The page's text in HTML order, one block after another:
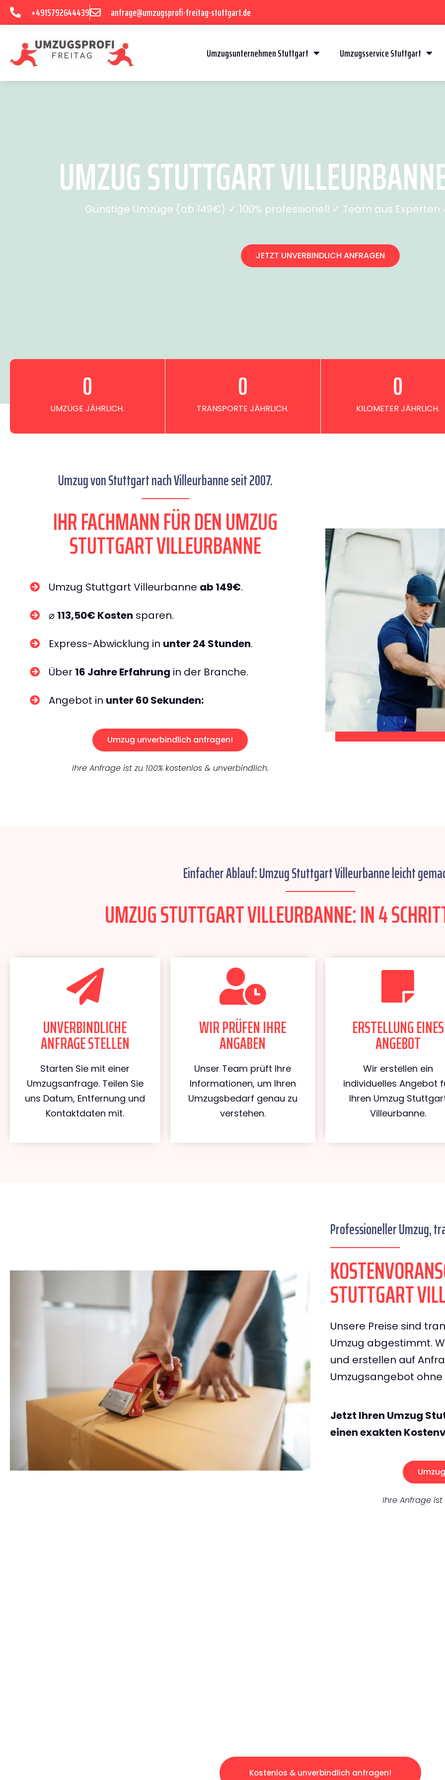
+4915792644439 anfrage@umzugsprofi-freitag-stuttgart.de
Umzugsunternehmen Stuttgart Umzugsservice Stuttgart
UMZUG STUTTGART
Günstige Umzüge (ab 149€) ✓ 100% professionell ✓ Team aus
JETZT UNVERBINDLICH ANFRAGEN
UMZÜGE JÄHRLICH.
0
TRANSPORTE JÄHRLICH.
0
KILOMETER JÄHRLICH.
0
Umzug von Stuttgart nach Villeurbanne seit 2007.
IHR FACHMANN FÜR DEN UMZUG
STUTTGART VILLEURBANNE
Umzug Stuttgart Villeurbanne ab 149€.
⌀ 113,50€ Kosten sparen.
Express-Abwicklung in unter 24 Stunden.
Über 16 Jahre Erfahrung in der Branche.
Angebot in unter 60 Sekunden:
Umzug unverbindlich anfragen!
Ihre Anfrage ist zu 100% kostenlos & unverbindlich.
Einfacher Ablauf: Umzug Stuttgart Villeurbanne leicht
UMZUG STUTTGART VILLEURBANNE: IN 4
UNVERBINDLICHE
ANFRAGE STELLEN
Starten Sie mit einer
Umzugsanfrage. Teilen Sie
uns Datum, Entfernung und
Kontaktdaten mit.
WIR PRÜFEN IHRE
ANGABEN
Unser Team prüft Ihre
Informationen, um Ihren
Umzugsbedarf genau zu
verstehen.
ERSTELLUNG EINES
ANGEBOT
Wir erstellen ein
individuelles Angebot
Ihren Umzug
Villeurbanne.
Professioneller Umzug,
STUTTGART
Unsere Preise sind
Umzug abgestimmt.
und erstellen auf
Umzugsangebot
Jetzt Ihren Umzug
einen exakten
Ihre Anfrage ist
Kostenlos & unverbindlich anfragen!